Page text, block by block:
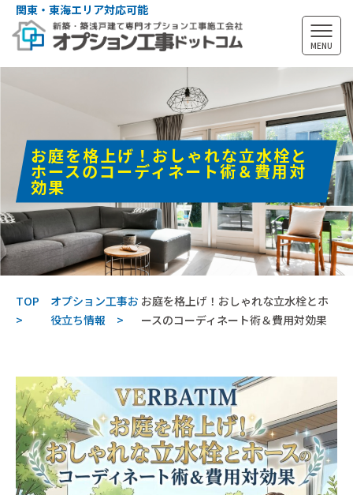
関東・東海エリア対応可能
MENU
お庭を格上げ！おしゃれな立水栓と
ホースのコーディネート術＆費用対
効果
TOP
オプション工事お
役立ち情報
お庭を格上げ！おしゃれな立水栓とホ
ースのコーディネート術＆費用対効果